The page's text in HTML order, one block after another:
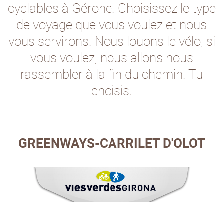
cyclables à Gérone. Choisissez le type
de voyage que vous voulez et nous
vous servirons. Nous louons le vélo, si
vous voulez, nous allons nous
rassembler à la fin du chemin. Tu
choisis.
GREENWAYS-CARRILET D'OLOT